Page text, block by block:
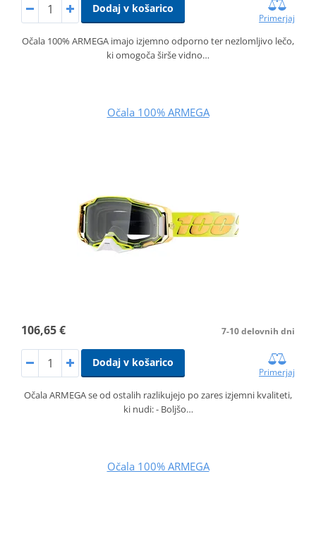
Dodaj v košarico
Primerjaj
Očala 100% ARMEGA imajo izjemno odporno ter nezlomljivo lečo,
ki omogoča širše vidno…
Očala 100% ARMEGA
106,65 € 7-10 delovnih dni
Dodaj v košarico
Primerjaj
Očala ARMEGA se od ostalih razlikujejo po zares izjemni kvaliteti,
ki nudi: - Boljšo…
Očala 100% ARMEGA